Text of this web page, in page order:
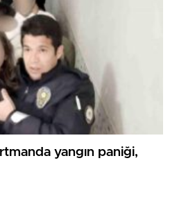
yangın paniği,